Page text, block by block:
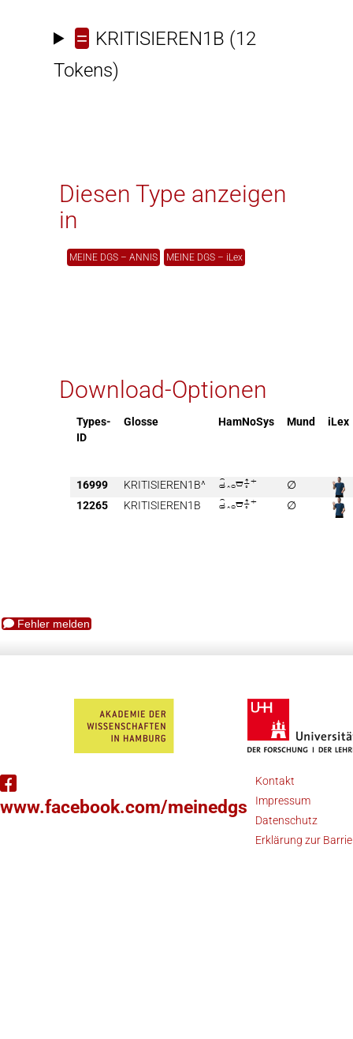
= KRITISIEREN1B (12
Tokens)
Diesen Type anzeigen
in
MEINE DGS – ANNIS MEINE DGS – iLex
Download-Optionen
Types-
ID
Glosse HamNoSys Mund iLex
16999 KRITISIEREN1B^ 
∅
12265
KRITISIEREN1B  ∅
Fehler melden
www.facebook.com/meinedgs
Kontakt
Impressum
Datenschutz
Erklärung zur